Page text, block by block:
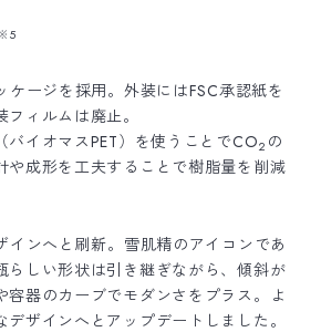
ケージを採用。外装にはFSC承認紙を
ィルムは廃止。
バイオマスPET）を使うことでCO2 の
や成形を工夫することで樹脂量を削減
インへと刷新。雪肌精のアイコンであ
らしい形状は引き継ぎながら、傾斜が
容器のカーブでモダンさをプラス。よ
デザインへとアップデートしました。